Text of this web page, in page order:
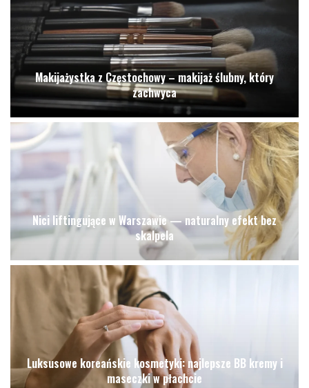
Makijażystka z Częstochowy – makijaż ślubny, który
zachwyca
Nici liftingujące w Warszawie — naturalny efekt bez
skalpela
Luksusowe koreańskie kosmetyki: najlepsze BB kremy i
maseczki w płachcie